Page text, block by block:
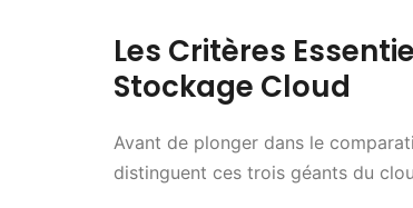
Les Critères
Stockage Cloud
Avant de plonger dans le
distinguent ces trois géants du